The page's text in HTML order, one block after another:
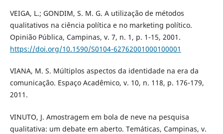
VEIGA, L.; GONDIM, S. M. G. A utilização de métodos
qualitativos na ciência política e no marketing político.
Opinião Pública, Campinas, v. 7, n. 1, p. 1-15, 2001.
https://doi.org/10.1590/S0104-62762001000100001
VIANA, M. S. Múltiplos aspectos da identidade na era da
comunicação. Espaço Acadêmico, v. 10, n. 118, p. 176-179,
2011.
VINUTO, J. Amostragem em bola de neve na pesquisa
qualitativa: um debate em aberto. Temáticas, Campinas, v.